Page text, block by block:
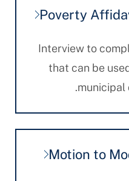
Poverty
Interview to
that can be
Motion to